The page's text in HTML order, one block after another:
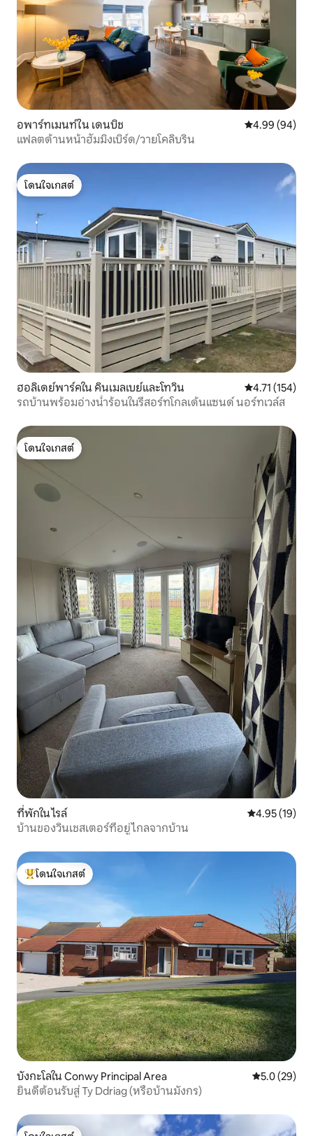
อพาร์ทเมนท์ใน เดนบิช คะแนนเฉลี่ย
4.99 (94)
แฟลตด้านหน้าฮัมมิงเบิร์ด/วายโคลิบริน
โดนใจเกสต์
โดนใจเกสต์
ฮอลิเดย์พาร์คใน คินเมลเบย์และโทวิน คะแนนเฉลี่ย
4.71 (154)
รถบ้านพร้อมอ่างน้ำร้อนในรีสอร์ทโกลเด้นแซนด์ นอร์ทเวล์ส
โดนใจเกสต์
โดนใจเกสต์
ที่พักใน ไรล์ คะแนนเฉลี่ย
4.95 (19)
บ้านของวินเชสเตอร์ที่อยู่ไกลจากบ้าน
โดนใจเกสต์ที่สุด
โดนใจเกสต์
บังกะโลใน Conwy Principal Area คะแนนเฉลี่ย
5.0 (29)
ยินดีต้อนรับสู่ Ty Ddriag (หรือบ้านมังกร)